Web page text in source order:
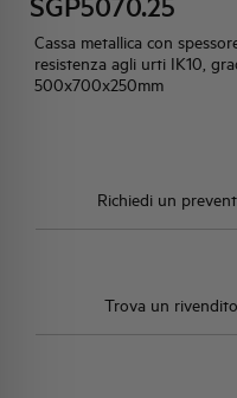
Cassa metallica con
resistenza agli urti IK10,
500x700x250mm
Richiedi un
Trova un